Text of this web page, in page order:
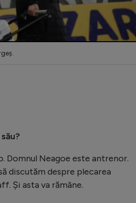
Domnul Neagoe este antrenor.
discutăm despre plecarea
Și asta va rămâne.